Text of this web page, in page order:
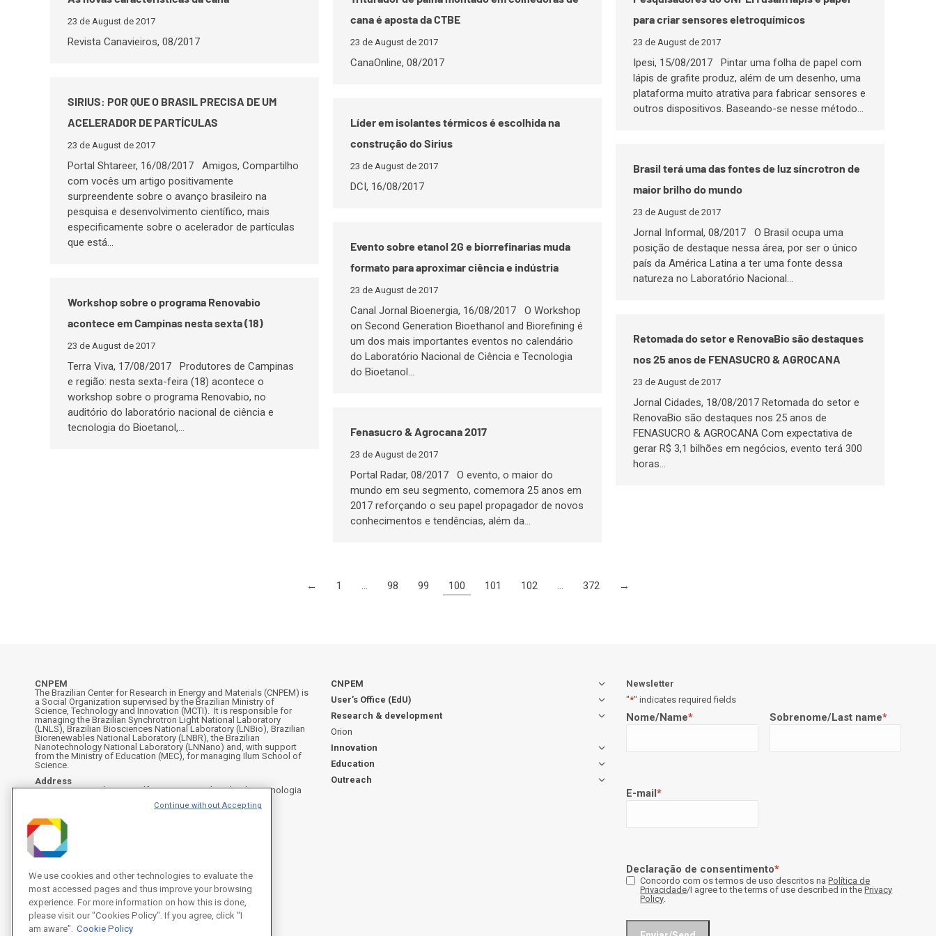
23 de August de 2017
Revista Canavieiros, 08/2017
cana é aposta da CTBE
23 de August de 2017
CanaOnline, 08/2017
para criar sensores eletroquímicos
23 de August de 2017
Ipesi, 15/08/2017 Pintar uma folha de papel com
lápis de grafite produz, além de um desenho, uma
plataforma muito atrativa para fabricar sensores e
outros dispositivos. Baseando-se nesse método…
SIRIUS: POR QUE O BRASIL PRECISA DE UM
ACELERADOR DE PARTÍCULAS
23 de August de 2017
Portal Shtareer, 16/08/2017 Amigos, Compartilho
com vocês um artigo positivamente
surpreendente sobre o avanço brasileiro na
pesquisa e desenvolvimento científico, mais
especificamente sobre o acelerador de partículas
que está…
Líder em isolantes térmicos é escolhida na
construção do Sirius
23 de August de 2017
DCI, 16/08/2017
Brasil terá uma das fontes de luz síncrotron de
maior brilho do mundo
23 de August de 2017
Jornal Informal, 08/2017 O Brasil ocupa uma
posição de destaque nessa área, por ser o único
país da América Latina a ter uma fonte dessa
natureza no Laboratório Nacional…
Evento sobre etanol 2G e biorrefinarias muda
formato para aproximar ciência e indústria
23 de August de 2017
Canal Jornal Bioenergia, 16/08/2017 O Workshop
on Second Generation Bioethanol and Biorefining é
um dos mais importantes eventos no calendário
do Laboratório Nacional de Ciência e Tecnologia
do Bioetanol…
Workshop sobre o programa Renovabio
acontece em Campinas nesta sexta (18)
23 de August de 2017
Terra Viva, 17/08/2017 Produtores de Campinas
e região: nesta sexta-feira (18) acontece o
workshop sobre o programa Renovabio, no
auditório do laboratório nacional de ciência e
tecnologia do Bioetanol,…
Retomada do setor e RenovaBio são destaques
nos 25 anos de FENASUCRO & AGROCANA
23 de August de 2017
Jornal Cidades, 18/08/2017 Retomada do setor e
RenovaBio são destaques nos 25 anos de
FENASUCRO & AGROCANA Com expectativa de
gerar R$ 3,1 bilhões em negócios, evento terá 300
horas…
Fenasucro & Agrocana 2017
23 de August de 2017
Portal Radar, 08/2017 O evento, o maior do
mundo em seu segmento, comemora 25 anos em
2017 reforçando o seu papel propagador de novos
conhecimentos e tendências, além da…
← 1 … 98 99 100 101 102 … 372 →
CNPEM
The Brazilian Center for Research in Energy and Materials (CNPEM) is
a Social Organization supervised by the Brazilian Ministry of
Science, Technology and Innovation (MCTI). It is responsible for
managing the Brazilian Synchrotron Light National Laboratory
(LNLS), Brazilian Biosciences National Laboratory (LNBio), Brazilian
Biorenewables National Laboratory (LNBR), the Brazilian
Nanotechnology National Laboratory (LNNano) and, with support
from the Ministry of Education (MEC), for managing Ilum School of
Science.
Address
Rua Giuseppe Máximo Scolfaro, 10.000 - Polo II de Alta Tecnologia
CEP 13083-100, Campinas - SP - Phone: +55 19 3512-1000
Instagram
X
CNPEM
User’s Office (EdU)
Research & development
Orion
Innovation
Education
Outreach
Newsletter
"*" indicates required fields
Nome/Name* Sobrenome/Last name*
E-mail*
Declaração de consentimento*
Concordo com os termos de uso descritos naPolítica de
Privacidade/I agree to the terms of use described in thePrivacy
Policy.
We use cookies and other technologies to evaluate the
most accessed pages and thus improve your browsing
experience. For more information on how this is done,
please visit our "Cookies Policy". If you agree, click "I
am aware". Cookie Policy
Continue without Accepting